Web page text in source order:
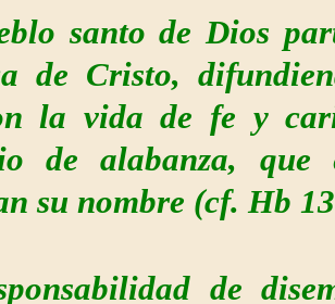
santo de Dios
de Cristo,
la vida de fe y
de alabanza,
su nombre (cf. Hb
de